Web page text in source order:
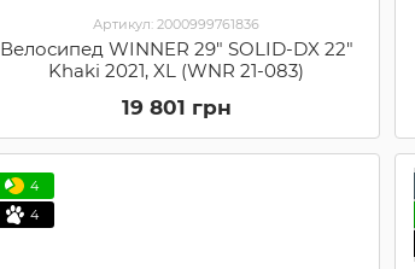
Артикул: 2000999761836
Велосипед WINNER 29" SOLID-DX 22"
Khaki 2021, XL (WNR 21-083)
19 801 грн
4
4